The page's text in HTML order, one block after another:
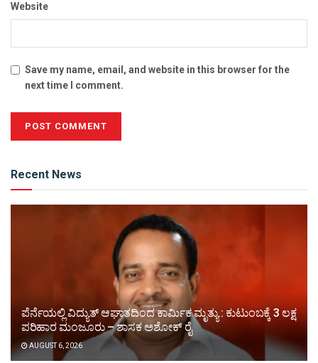
Website
Save my name, email, and website in this browser for the
next time I comment.
Recent News
ಪೆರ್ನೆಯಲ್ಲಿ ವಿದ್ಯುತ್ ಆಘಾತದಿಂದ ಕಾರ್ಮಿಕ ಮೃತ್ಯು : ಕುಟುಂಬಕ್ಕೆ 3 ಲಕ್ಷ
ಪರಿಹಾರ ಮಂಜೂರು – ಶಾಸಕ ಅಶೋಕ್ ರೈ
AUGUST 6, 2026